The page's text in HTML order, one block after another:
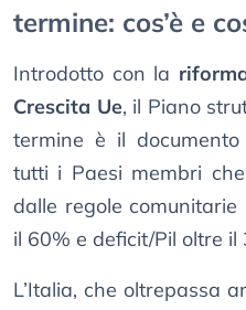
termine: cos’è e
Introdotto con la
Crescita Ue, il Piano
termine è il
tutti i Paesi membri
dalle regole
il 60% e deficit/Pil oltre il
L’Italia, che oltrepassa